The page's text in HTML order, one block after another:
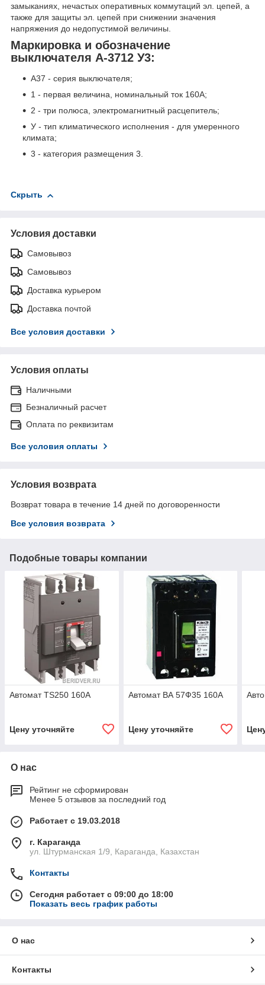
замыканиях, нечастых оперативных коммутаций эл. цепей, а
также для защиты эл. цепей при снижении значения
напряжения до недопустимой величины.
Маркировка и обозначение
выключателя А-3712 У3:
А37 - серия выключателя;
1 - первая величина, номинальный ток 160А;
2 - три полюса, электромагнитный расцепитель;
У - тип климатического исполнения - для умеренного
климата;
3 - категория размещения 3.
Скрыть
Условия доставки
Самовывоз
Самовывоз
Доставка курьером
Доставка почтой
Все условия доставки
Условия оплаты
Наличными
Безналичный расчет
Оплата по реквизитам
Все условия оплаты
Условия возврата
Возврат товара в течение 14 дней по договоренности
Все условия возврата
Подобные товары компании
Автомат TS250 160А
Цену уточняйте
Автомат ВА 57Ф35 160А
Цену уточняйте
О нас
Рейтинг не сформирован
Менее 5 отзывов за последний год
Работает с 19.03.2018
г. Караганда
ул. Штурманская 1/9, Караганда, Казахстан
Контакты
Сегодня работает с 09:00 до 18:00
Показать весь график работы
О нас
Контакты